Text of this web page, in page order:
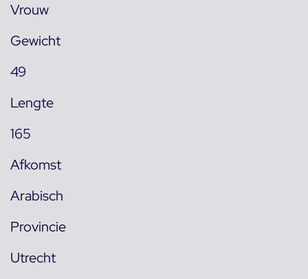
Vrouw
Gewicht
49
Lengte
165
Afkomst
Arabisch
Provincie
Utrecht